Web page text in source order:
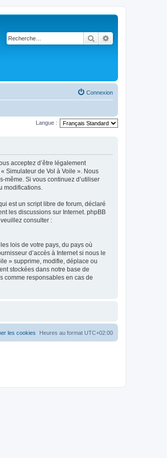
Rechercher
Connexion
Langue :
acceptez d’être légalement
Simulateur de Vol à Voile ». Nous
même. Si vous continuez d’utiliser
modifications.
est un script libre de forum, déclaré
les discussions sur Internet. phpBB
consulter :
lois de votre pays, du pays où
d’accès à Internet si nous le
» supprime, modifie, déplace ou
stockées dans notre base de
comme responsables en cas de
Heures au format UTC+02:00
les cookies